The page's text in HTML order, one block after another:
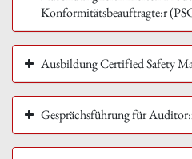
Konformitätsbeauftragte:r
Ausbildung Certified Safety
Gesprächsführung für